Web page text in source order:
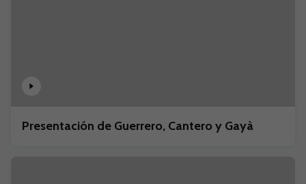
Presentación de Guerrero, Cantero y Gayà